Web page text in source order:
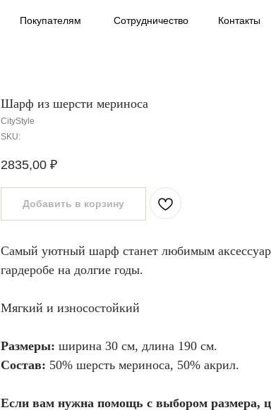
Контакты
Покупателям Сотрудничество
Шарф из шерсти мериноса
CityStyle
SKU:
2835,00 ₽
Добавить в корзину
Самый уютный шарф станет любимым
гардеробе на долгие годы.
Мягкий и износостойкий
Размеры: ширина 30 см, длина 190 см.
Состав: 50% шерсть мериноса, 50% акрил.
Если вам нужна помощь с выбором размера,